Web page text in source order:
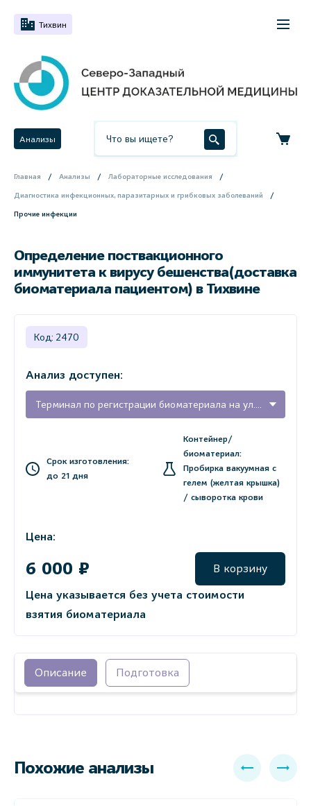
Тихвин
Анализы
Главная Анализы Лабораторные исследования
Диагностика инфекционных, паразитарных и грибковых заболеваний
Прочие инфекции
Определение поствакционного
иммунитета к вирусу бешенства(доставка
биоматериала пациентом) в Тихвине
Код: 2470
Анализ доступен:
Терминал по регистрации биоматериала на ул. Карла Маркса, 68 (г. Тихвин)
Срок изготовления:
до 21 дня
Контейнер/
биоматериал:
Пробирка вакуумная с
гелем (желтая крышка)
/ сыворотка крови
Цена:
6 000 ₽
В корзину
Цена указывается без учета стоимости
взятия биоматериала
Описание Подготовка
Похожие анализы